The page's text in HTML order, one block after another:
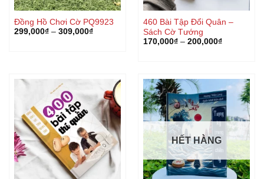
Đồng Hồ Chơi Cờ PQ9923
299,000₫– 309,000₫
460 Bài Tập Đổi Quân –
Sách Cờ Tướng
170,000₫– 200,000₫
HẾT HÀNG